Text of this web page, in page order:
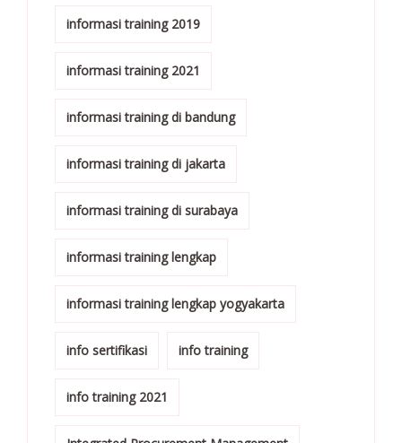
informasi training 2019
informasi training 2021
informasi training di bandung
informasi training di jakarta
informasi training di surabaya
informasi training lengkap
informasi training lengkap yogyakarta
info sertifikasi info training
info training 2021